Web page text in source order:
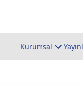
Kurumsal